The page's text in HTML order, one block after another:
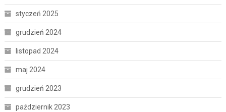
styczeń 2025
grudzień 2024
listopad 2024
maj 2024
grudzień 2023
październik 2023